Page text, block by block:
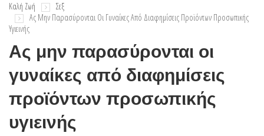
Καλή Ζωή
Σεξ
Ας Μην Παρασύρονται Οι Γυναίκες Από Διαφημίσεις Προϊόντων Προσωπικής
Υγιεινής
Ας μην παρασύρονται οι
γυναίκες από διαφημίσεις
προϊόντων προσωπικής
υγιεινής